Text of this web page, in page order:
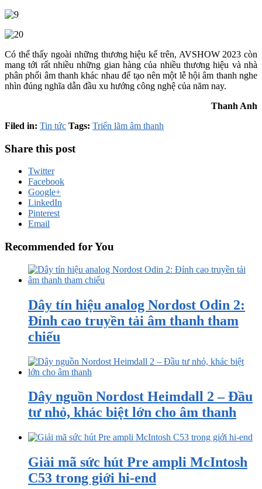
Có thể thấy ngoài những thương hiệu kể trên, AVSHOW 2023 còn
mang tới rất nhiều những gian hàng của nhiều thương hiệu và nhà
phân phối âm thanh khác nhau để tạo nên một lễ hội âm thanh nghe
nhìn đúng nghĩa dẫn đầu xu hướng công nghệ của năm nay.
Thanh Anh
Filed in: Tin tức Tags: Triển lãm âm thanh
Share this post
Twitter
Facebook
Google+
LinkedIn
Pinterest
Email
Recommended for You
Dây tín hiệu analog Nordost Odin 2:
Đỉnh cao truyền tải âm thanh tham
chiếu
Dây nguồn Nordost Heimdall 2 – Đầu
tư nhỏ, khác biệt lớn cho âm thanh
Giải mã sức hút Pre ampli McIntosh
C53 trong giới hi-end